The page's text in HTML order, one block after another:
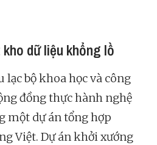
dữ liệu khổng lồ
lạc bộ khoa học và công
đồng thực hành nghệ
một dự án tổng hợp
Việt. Dự án khởi xướng